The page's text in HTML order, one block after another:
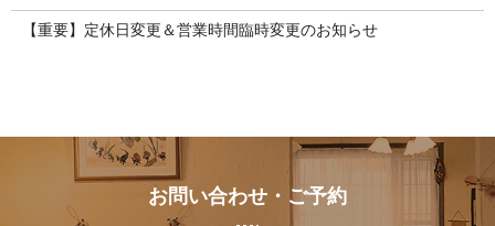
【重要】定休日変更＆営業時間臨時変更のお知らせ
お問い合わせ・ご予約